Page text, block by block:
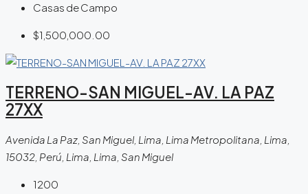
Casas de Campo
$1,500,000.00
TERRENO-SAN MIGUEL-AV. LA PAZ
27XX
Avenida La Paz, San Miguel, Lima, Lima Metropolitana, Lima,
15032, Perú, Lima, Lima, San Miguel
1200